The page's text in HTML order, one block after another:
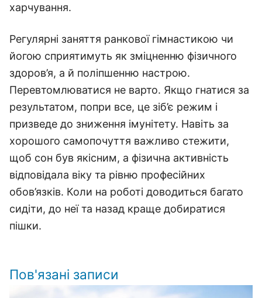
харчування.
Регулярні заняття ранкової гімнастикою чи
йогою сприятимуть як зміцненню фізичного
здоров’я, а й поліпшенню настрою.
Перевтомлюватися не варто. Якщо гнатися за
результатом, попри все, це зіб’є режим і
призведе до зниження імунітету. Навіть за
хорошого самопочуття важливо стежити,
щоб сон був якісним, а фізична активність
відповідала віку та рівню професійних
обов’язків. Коли на роботі доводиться багато
сидіти, до неї та назад краще добиратися
пішки.
Пов'язані записи